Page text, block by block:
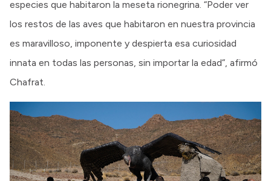
especies que habitaron la meseta rionegrina. “Poder ver
los restos de las aves que habitaron en nuestra provincia
es maravilloso, imponente y despierta esa curiosidad
innata en todas las personas, sin importar la edad”, afirmó
Chafrat.